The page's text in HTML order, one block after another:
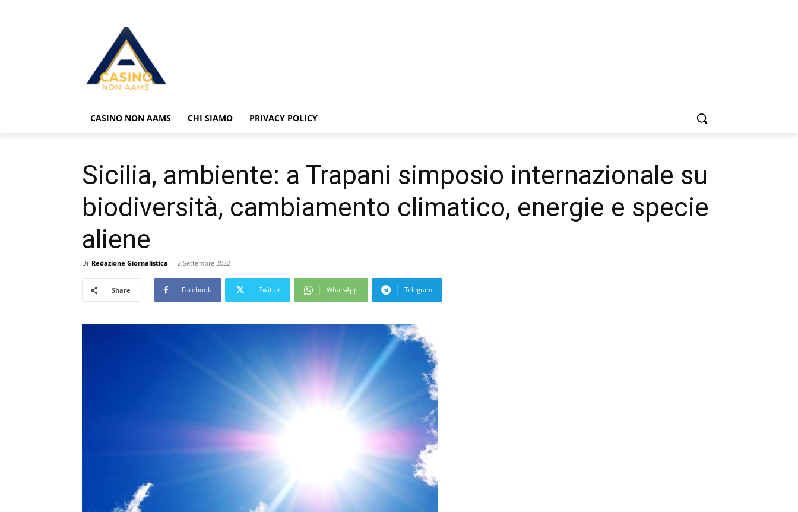
CASINO NON AAMS CHI SIAMO PRIVACY POLICY
Sicilia, ambiente: a Trapani simposio internazionale su
biodiversità, cambiamento climatico, energie e specie
aliene
Di Redazione Giornalistica - 2 Settembre 2022
Share Facebook Twitter WhatsApp Telegram